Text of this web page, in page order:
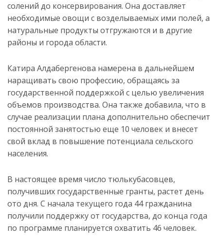
солений до консервирования. Она доставляет
необходимые овощи с возделываемых ими полей, а
натуральные продукты отгружаются и в другие
районы и города области.
Катира Алдабергенова намерена в дальнейшем
наращивать свою профессию, обращаясь за
государственной поддержкой с целью увеличения
объемов производства. Она также добавила, что в
случае реализации плана дополнительно обеспечит
постоянной занятостью еще 10 человек и внесет
свой вклад в повышение потенциала сельского
населения.
В настоящее время число тюлькубасовцев,
получивших государственные гранты, растет день
ото дня. С начала текущего года 44 гражданина
получили поддержку от государства, до конца года
по программе планируется охватить 46 человек.